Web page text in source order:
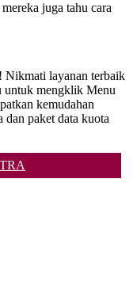
juga tahu cara
Nikmati layanan terbaik
untuk mengklik Menu
kemudahan
dan paket data kuota